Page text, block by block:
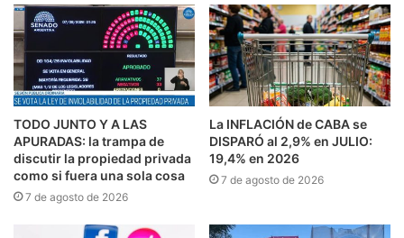
TODO JUNTO Y A LAS
APURADAS: la trampa de
discutir la propiedad privada
como si fuera una sola cosa
7 de agosto de 2026
La INFLACIÓN de CABA se
DISPARÓ al 2,9% en JULIO:
19,4% en 2026
7 de agosto de 2026